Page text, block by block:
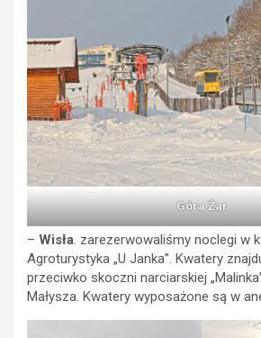
Góra Żar
– Wisła. zarezerwowaliśmy noclegi w
Agroturystyka „U Janka”. Kwatery
przeciwko skoczni narciarskiej
Małysza. Kwatery wyposażone są w